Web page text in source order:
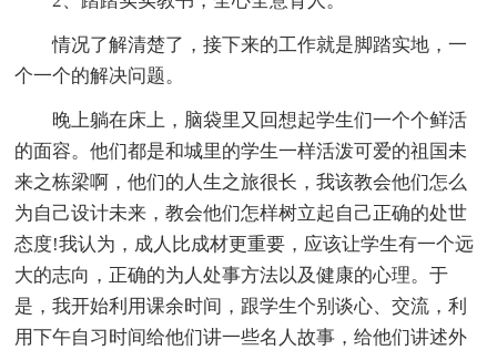
情况了解清楚了，接下来的工作就是脚踏实地，一
个一个的解决问题。
晚上躺在床上，脑袋里又回想起学生们一个个鲜活
的面容。他们都是和城里的学生一样活泼可爱的祖国未
来之栋梁啊，他们的人生之旅很长，我该教会他们怎么
为自己设计未来，教会他们怎样树立起自己正确的处世
态度!我认为，成人比成材更重要，应该让学生有一个远
大的志向，正确的为人处事方法以及健康的心理。于
是，我开始利用课余时间，跟学生个别谈心、交流，利
用下午自习时间给他们讲一些名人故事，给他们讲述外